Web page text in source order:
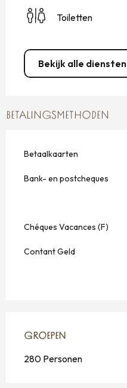
Toiletten
Bekijk alle diensten
BETALINGSMETHODEN
Betaalkaarten
Bank- en postcheques
Chéques Vacances (F)
Contant Geld
GROEPEN
GROEPEN
280 Personen